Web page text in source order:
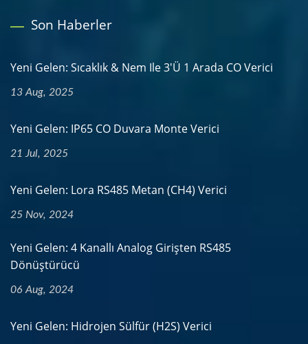
Son Haberler
Yeni Gelen: Sıcaklık & Nem Ile 3'ü 1 Arada CO Verici
13 Aug, 2025
Yeni Gelen: IP65 CO Duvara Monte Verici
21 Jul, 2025
Yeni Gelen: Lora RS485 Metan (CH4) Verici
25 Nov, 2024
Yeni Gelen: 4 Kanallı Analog Girişten RS485
Dönüştürücü
06 Aug, 2024
Yeni Gelen: Hidrojen Sülfür (H2S) Verici